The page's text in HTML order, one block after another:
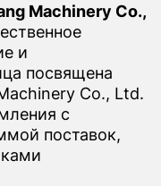
Machinery Co.,
и
посвящена
Co., Ltd.
с
поставок,